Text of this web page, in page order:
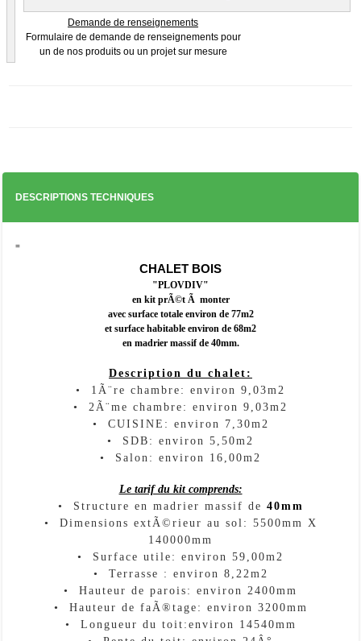
Code postal*
Numéro de téléphone
Votre message 
Entrez le code anti-spam indiqué ci-dessous
Demande de renseignements
Formulaire de demande de renseignements pour
un de nos produits ou un projet sur mesure
DESCRIPTIONS TECHNIQUES
=
CHALET BOIS
"PLOVDIV"
en kit prÃ©t Ã monter
avec surface totale environ de 77m2
et surface habitable environ de 68m2
en madrier massif de 40mm.
Description du chalet:
• 1Ã¨re chambre: environ 9,03m2
• 2Ã¨me chambre: environ 9,03m2
• CUISINE: environ 7,30m2
• SDB: environ 5,50m2
• Salon: environ 16,00m2
Le tarif du kit comprends:
• Structure en madrier massif de 40mm
• Dimensions extÃ©rieur au sol: 5500mm X
140000mm
• Surface utile: environ 59,00m2
• Terrasse : environ 8,22m2
• Hauteur de parois: environ 2400mm
• Hauteur de faÃ®tage: environ 3200mm
• Longueur du toit:environ 14540mm